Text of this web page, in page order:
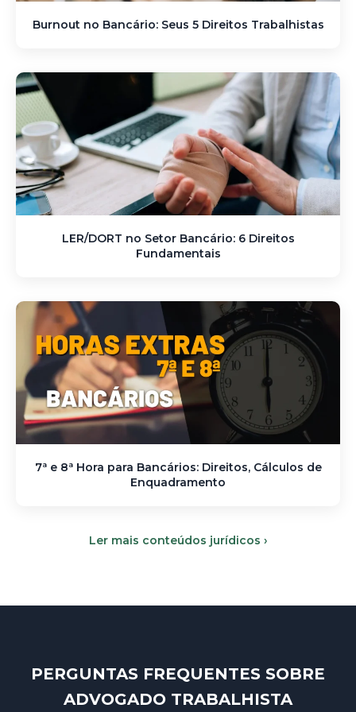
Burnout no Bancário: Seus 5 Direitos Trabalhistas
LER/DORT no Setor Bancário: 6 Direitos
Fundamentais
7ª e 8ª Hora para Bancários: Direitos, Cálculos de
Enquadramento
Ler mais conteúdos jurídicos ›
PERGUNTAS FREQUENTES SOBRE
ADVOGADO TRABALHISTA